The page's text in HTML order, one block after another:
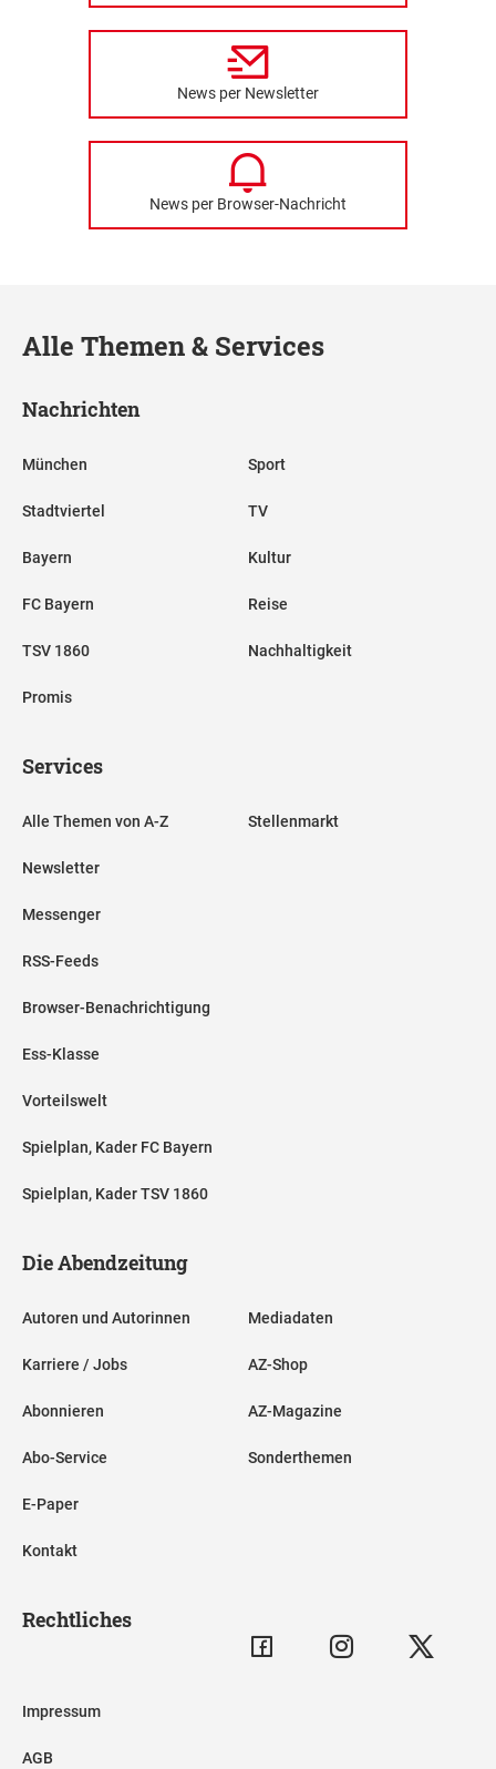
News per Newsletter
News per Browser-Nachricht
Alle Themen & Services
Nachrichten
München
Stadtviertel
Bayern
FC Bayern
TSV 1860
Promis
Sport
TV
Kultur
Reise
Nachhaltigkeit
Services
Alle Themen von A-Z
Newsletter
Messenger
RSS-Feeds
Browser-Benachrichtigung
Ess-Klasse
Vorteilswelt
Spielplan, Kader FC Bayern
Spielplan, Kader TSV 1860
Stellenmarkt
Die Abendzeitung
Autoren und Autorinnen
Karriere / Jobs
Abonnieren
Abo-Service
E-Paper
Kontakt
Mediadaten
AZ-Shop
AZ-Magazine
Sonderthemen
Rechtliches
Impressum
AGB